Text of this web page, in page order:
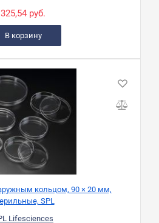
325,54 руб.
В корзину
кольцом, 90 × 20 мм,
SPL
Lifesciences